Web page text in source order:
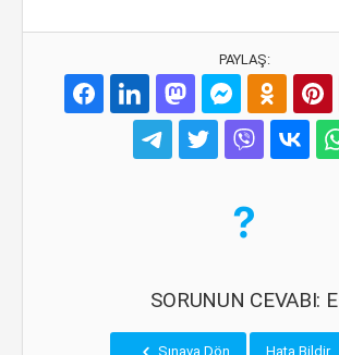
PAYLAŞ:
SORUNUN CEVABI: E
Sınava Dön Hata Bildir